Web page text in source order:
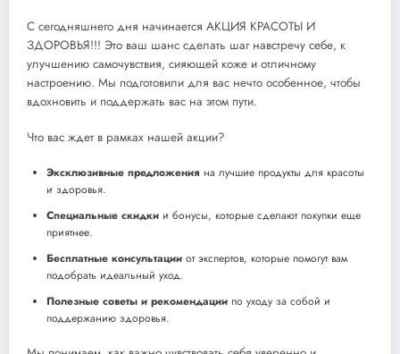
С сегодняшнего дня начинается АКЦИЯ КРАСОТЫ И
ЗДОРОВЬЯ!!! Это ваш шанс сделать шаг навстречу себе, к
улучшению самочувствия, сияющей коже и отличному
настроению. Мы подготовили для вас нечто особенное, чтобы
вдохновить и поддержать вас на этом пути.
Что вас ждет в рамках нашей акции?
Эксклюзивные предложения на лучшие продукты для красоты
и здоровья.
Специальные скидки и бонусы, которые сделают покупки еще
приятнее.
Бесплатные консультации от экспертов, которые помогут вам
подобрать идеальный уход.
Полезные советы и рекомендации по уходу за собой и
поддержанию здоровья.